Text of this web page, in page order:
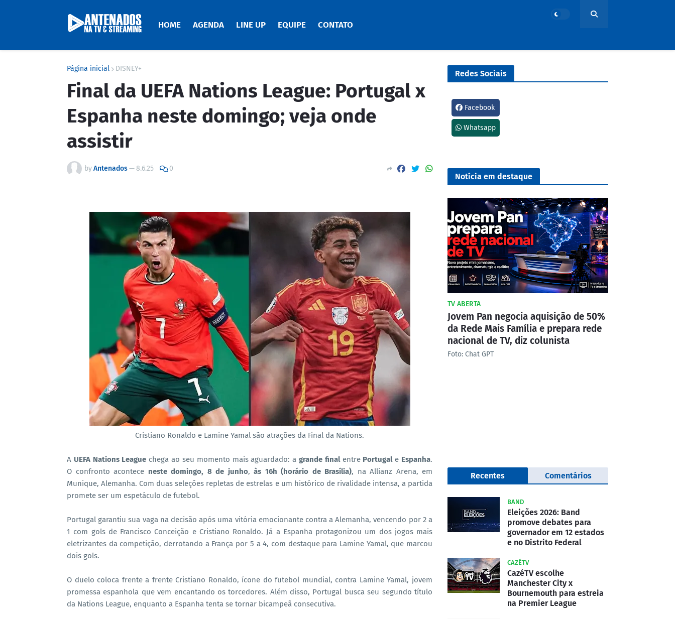
HOME AGENDA LINE UP EQUIPE CONTATO
Página inicial DISNEY+
Final da UEFA Nations League: Portugal x
Espanha neste domingo; veja onde
assistir
byAntenados—8.6.25 0
Cristiano Ronaldo e Lamine Yamal são atrações da Final da Nations.
A UEFA Nations League chega ao seu momento mais aguardado: a grande finalentre Portugale Espanha.
O confronto acontece neste domingo, 8 de junho, às 16h (horário de Brasília), na Allianz Arena, em
Munique, Alemanha. Com duas seleções repletas de estrelas e um histórico de rivalidade intensa, a partida
promete ser um espetáculo de futebol.
Portugal garantiu sua vaga na decisão após uma vitória emocionante contra a Alemanha, vencendo por 2 a
1 com gols de Francisco Conceição e Cristiano Ronaldo. Já a Espanha protagonizou um dos jogos mais
eletrizantes da competição, derrotando a França por 5 a 4, com destaque para Lamine Yamal, que marcou
dois gols.
O duelo coloca frente a frente Cristiano Ronaldo, ícone do futebol mundial, contra Lamine Yamal, jovem
promessa espanhola que vem encantando os torcedores. Além disso, Portugal busca seu segundo título
da Nations League, enquanto a Espanha tenta se tornar bicampeã consecutiva.
Redes Sociais
Facebook
Whatsapp
Notícia em destaque
TV ABERTA
Jovem Pan negocia aquisição de 50%
da Rede Mais Família e prepara rede
nacional de TV, diz colunista
Foto: Chat GPT
Recentes Comentários
BAND
Eleições 2026: Band
promove debates para
governador em 12 estados
e no Distrito Federal
CAZÉTV
CazéTV escolhe
Manchester City x
Bournemouth para estreia
na Premier League